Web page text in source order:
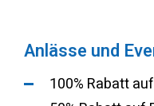
Anlässe und
100% Rabatt